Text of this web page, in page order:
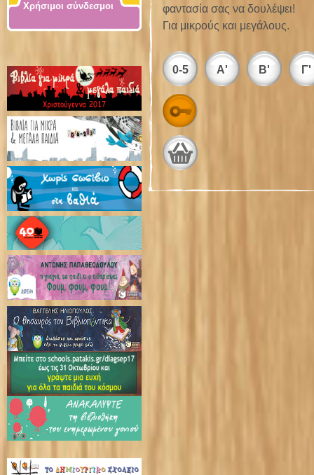
φαντασία σας να δουλέψει!
Για μικρούς και μεγάλους.
0-5 Α' Β' Γ'
Χρήσιμοι σύνδεσμοι